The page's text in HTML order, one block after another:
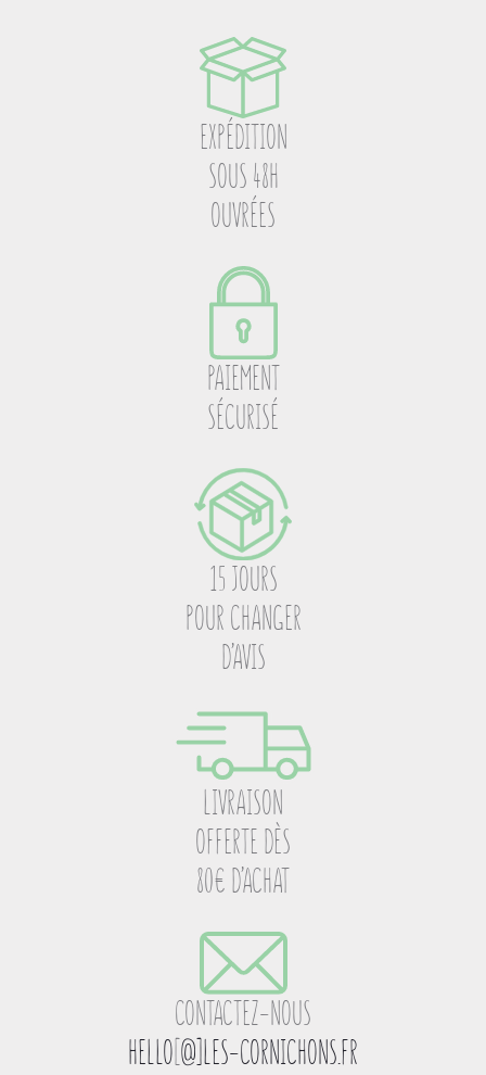
EXPÉDITION
SOUS 48H
OUVRÉES
PAIEMENT
SÉCURISÉ
15 JOURS
POUR CHANGER
D’AVIS
LIVRAISON
OFFERTE DÈS
80€ D’ACHAT
CONTACTEZ-NOUS
HELLO[@]LES-CORNICHONS.FR